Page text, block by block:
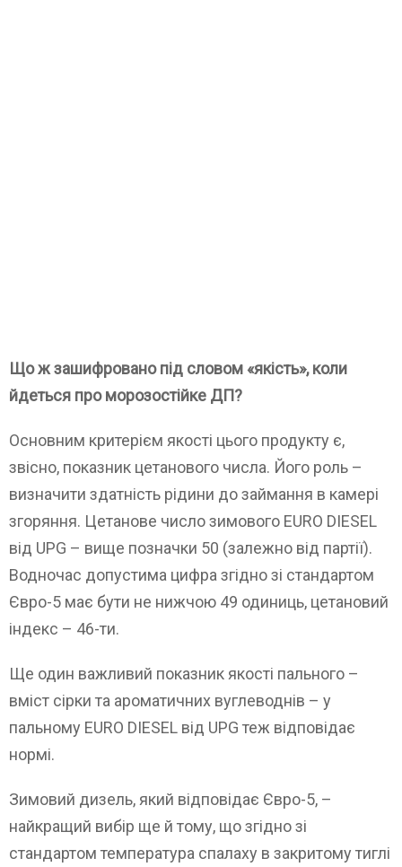
Що ж зашифровано під словом «якість», коли
йдеться про морозостійке ДП?
Основним критерієм якості цього продукту є,
звісно, показник цетанового числа. Його роль –
визначити здатність рідини до займання в камері
згоряння. Цетанове число зимового EURO DIESEL
від UPG – вище позначки 50 (залежно від партії).
Водночас допустима цифра згідно зі стандартом
Євро-5 має бути не нижчою 49 одиниць, цетановий
індекс – 46-ти.
Ще один важливий показник якості пального –
вміст сірки та ароматичних вуглеводнів – у
пальному EURO DIESEL від UPG теж відповідає
нормі.
Зимовий дизель, який відповідає Євро-5, –
найкращий вибір ще й тому, що згідно зі
стандартом температура спалаху в закритому тиглі